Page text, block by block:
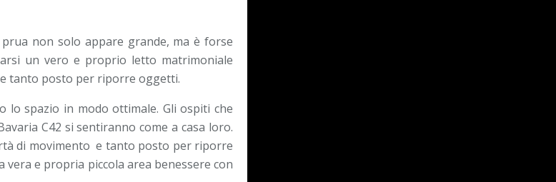
non solo appare grande, ma è forse
un vero e proprio letto matrimoniale
tanto posto per riporre oggetti.
lo spazio in modo ottimale. Gli ospiti che
C42 si sentiranno come a casa loro.
di movimento e tanto posto per riporre
e propria piccola area benessere con